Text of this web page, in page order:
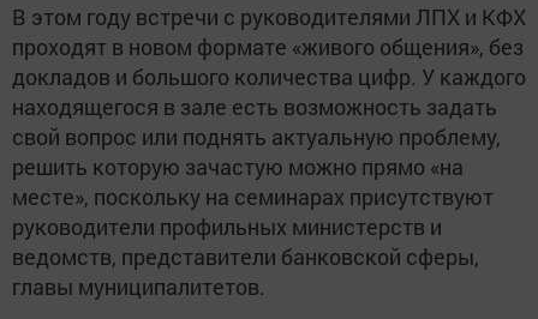
В этом году встречи с руководителями ЛПХ и КФХ
проходят в новом формате «живого общения», без
докладов и большого количества цифр. У каждого
находящегося в зале есть возможность задать
свой вопрос или поднять актуальную проблему,
решить которую зачастую можно прямо «на
месте», поскольку на семинарах присутствуют
руководители профильных министерств и
ведомств, представители банковской сферы,
главы муниципалитетов.